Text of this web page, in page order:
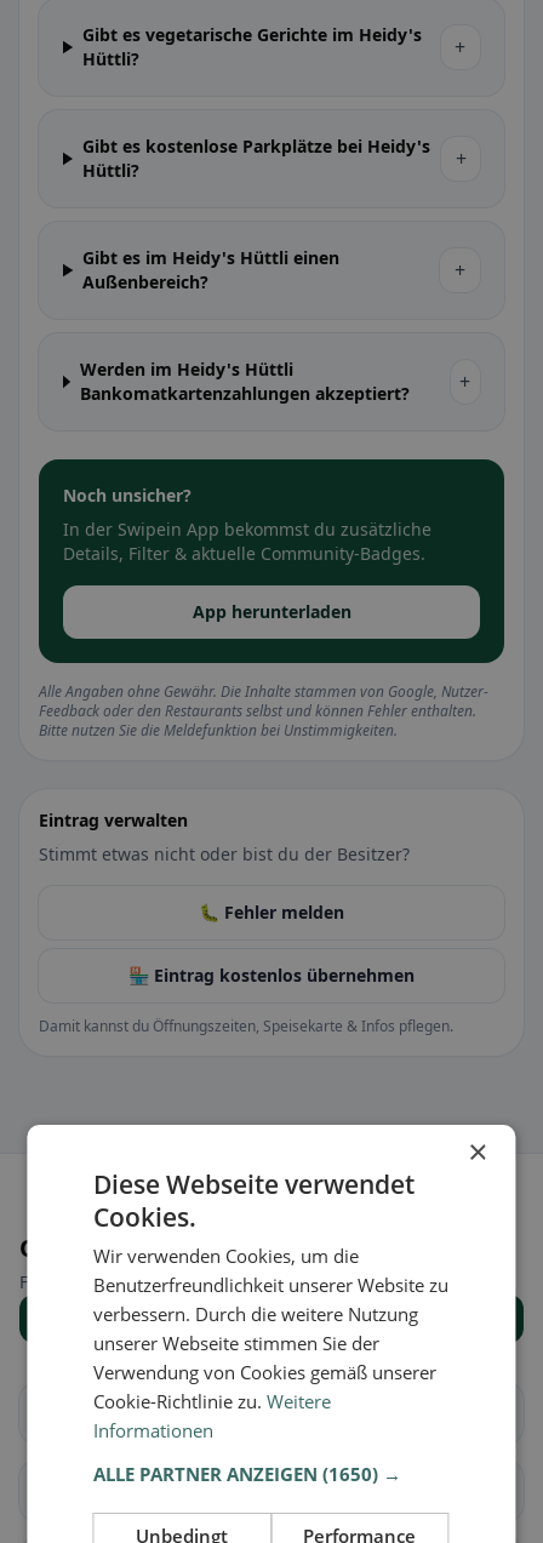
Gibt es vegetarische Gerichte im Heidy's
Hüttli?
+
Gibt es kostenlose Parkplätze bei Heidy's
Hüttli?
+
Gibt es im Heidy's Hüttli einen
Außenbereich?
+
Werden im Heidy's Hüttli
Bankomatkartenzahlungen akzeptiert?
+
Noch unsicher?
In der Swipein App bekommst du zusätzliche
Details, Filter & aktuelle Community-Badges.
App herunterladen
Alle Angaben ohne Gewähr. Die Inhalte stammen von Google, Nutzer-
Feedback oder den Restaurants selbst und können Fehler enthalten.
Bitte nutzen Sie die Meldefunktion bei Unstimmigkeiten.
Eintrag verwalten
Stimmt etwas nicht oder bist du der Besitzer?
🐛 Fehler melden
🏪 Eintrag kostenlos übernehmen
Damit kannst du Öffnungszeiten, Speisekarte & Infos pflegen.
Orte in der Nähe
Finde den passenden Ort für deine Restaurantsuche.
Alle Orte anzeigen
Gächlingen Löhningen
Büttenhardt
×
Diese Webseite verwendet
Cookies.
Wir verwenden Cookies, um die
Benutzerfreundlichkeit unserer Website zu
verbessern. Durch die weitere Nutzung
unserer Webseite stimmen Sie der
Verwendung von Cookies gemäß unserer
Cookie-Richtlinie zu.Weitere
Informationen
ALLE PARTNER ANZEIGEN(1650) →
Unbedingt Performance